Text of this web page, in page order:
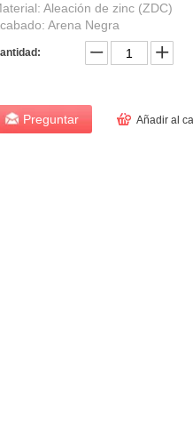
Aleación de zinc (ZDC)
Arena Negra
Preguntar Añadir al